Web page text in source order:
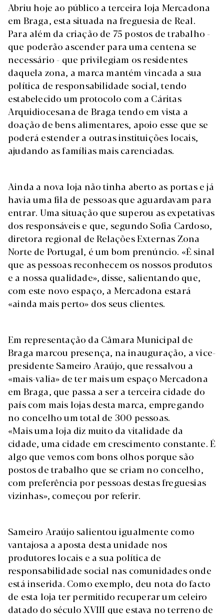
Abriu hoje ao público a terceira loja Mercadona
em Braga, esta situada na freguesia de Real.
Para além da criação de 75 postos de trabalho -
que poderão ascender para uma centena se
necessário - que privilegiam os residentes
daquela zona, a marca mantém vincada a sua
política de responsabilidade social, tendo
estabelecido um protocolo com a Cáritas
Arquidiocesana de Braga tendo em vista a
doação de bens alimentares, apoio esse que se
poderá estender a outras instituições locais,
ajudando as famílias mais carenciadas.
Ainda a nova loja não tinha aberto as portas e já
havia uma fila de pessoas que aguardavam para
entrar. Uma situação que superou as expetativas
dos responsáveis e que, segundo Sofia Cardoso,
diretora regional de Relações Externas Zona
Norte de Portugal, é um bom prenúncio. «É sinal
que as pessoas reconhecem os nossos produtos
e a nossa qualidade», disse, salientando que,
com este novo espaço, a Mercadona estará
«ainda mais perto» dos seus clientes.
Em representação da Câmara Municipal de
Braga marcou presença, na inauguração, a vice-
presidente Sameiro Araújo, que ressalvou a
«mais-valia» de ter mais um espaço Mercadona
em Braga, que passa a ser a terceira cidade do
país com mais lojas desta marca, empregando
no concelho um total de 300 pessoas.
«Mais uma loja diz muito da vitalidade da
cidade, uma cidade em crescimento constante. É
algo que vemos com bons olhos porque são
postos de trabalho que se criam no concelho,
com preferência por pessoas destas freguesias
vizinhas», começou por referir.
Sameiro Araújo salientou igualmente como
vantajosa a aposta desta unidade nos
produtores locais e a sua política de
responsabilidade social nas comunidades onde
está inserida. Como exemplo, deu nota do facto
de esta loja ter permitido recuperar um celeiro
datado do século XVIII que estava no terreno de